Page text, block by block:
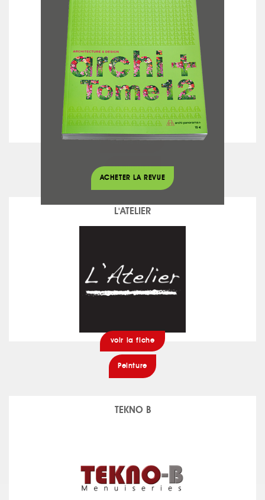
GALVANI - 2B DESIGN
voir la fiche
Luminaires
L'ATELIER
voir la fiche
Peinture
TEKNO B
ACHETER LA REVUE